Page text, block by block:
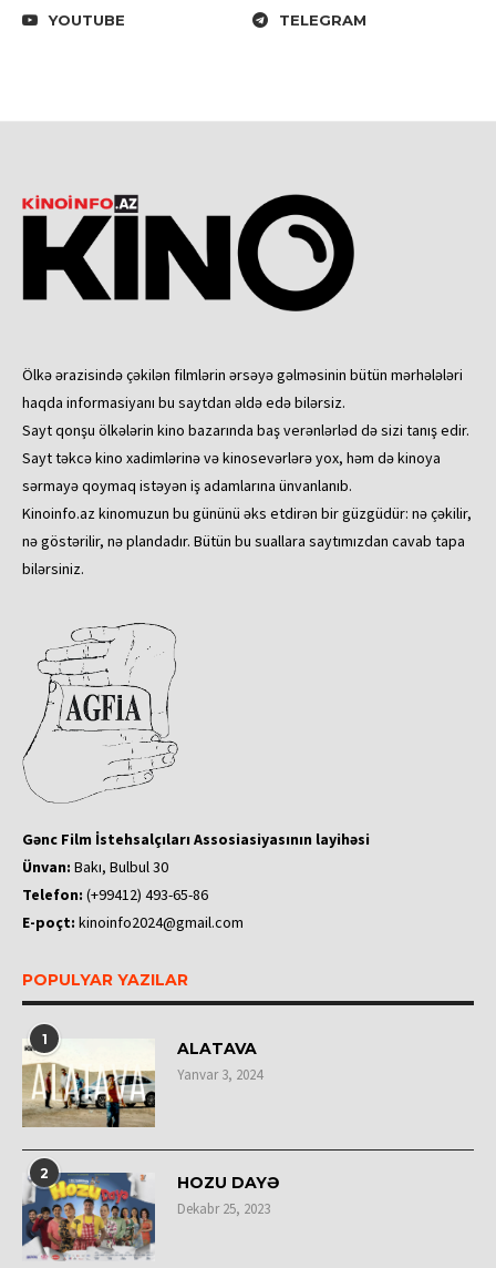
YOUTUBE
TELEGRAM
Ölkə ərazisində çəkilən filmlərin ərsəyə gəlməsinin bütün mərhələləri
haqda informasiyanı bu saytdan əldə edə bilərsiz.
Sayt qonşu ölkələrin kino bazarında baş verənlərləd də sizi tanış edir.
Sayt təkcə kino xadimlərinə və kinosevərlərə yox, həm də kinoya
sərmayə qoymaq istəyən iş adamlarına ünvanlanıb.
Kinoinfo.az kinomuzun bu gününü əks etdirən bir güzgüdür: nə çəkilir,
nə göstərilir, nə plandadır. Bütün bu suallara saytımızdan cavab tapa
bilərsiniz.
Gənc Film İstehsalçıları Assosiasiyasının layihəsi
Ünvan: Bakı, Bulbul 30
Telefon: (+99412) 493-65-86
E-poçt: kinoinfo2024@gmail.com
POPULYAR YAZILAR
1 ALATAVA
Yanvar 3, 2024
2 HOZU DAYƏ
Dekabr 25, 2023